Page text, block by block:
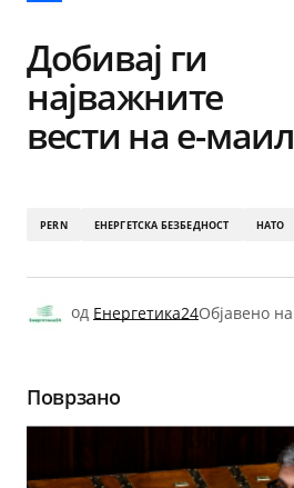
Добивај ги
најважните
вести на е-маил
PERN ЕНЕРГЕТСКА БЕЗБЕДНОСТ НАТО
од Енергетика24Објавено на
Поврзано